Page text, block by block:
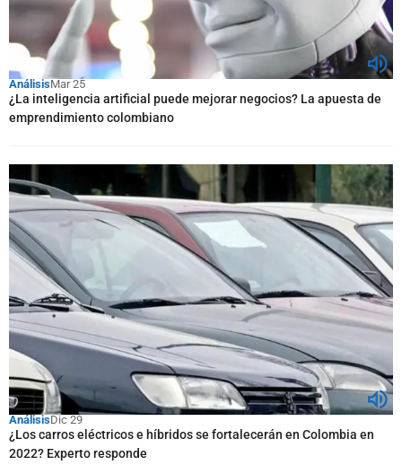
AnálisisMar 25
¿La inteligencia artificial puede mejorar negocios? La apuesta de
emprendimiento colombiano
AnálisisDic 29
¿Los carros eléctricos e híbridos se fortalecerán en Colombia en
2022? Experto responde